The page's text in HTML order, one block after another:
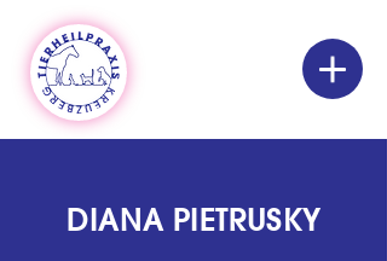
DIANA PIETRUSKY